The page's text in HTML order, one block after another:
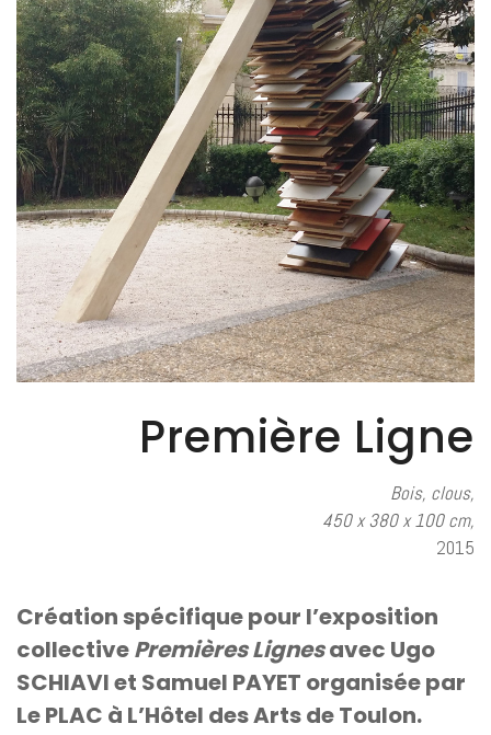
Première Ligne
Bois, clous,
450 x 380 x 100 cm,
2015
Création spécifique pour l’exposition
collectivePremières Lignesavec Ugo
SCHIAVI et Samuel PAYET organisée par
Le PLAC à L’Hôtel des Arts de Toulon.